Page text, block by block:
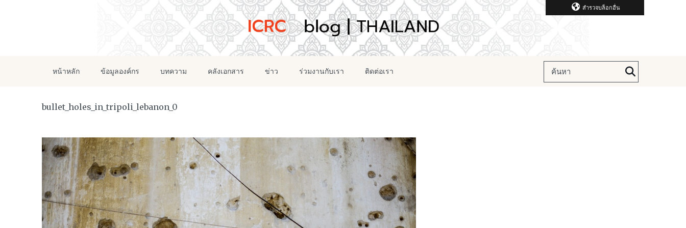
สำรวจบล็อกอื่น
หน้าหลัก ข้อมูลองค์กร บทความ คลังเอกสาร ข่าว ร่วมงานกับเรา ติดต่อเรา
bullet_holes_in_tripoli_lebanon_0